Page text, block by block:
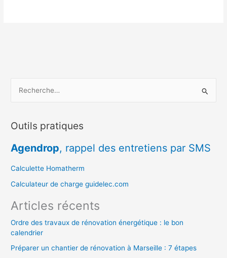
h
r
c
h
r
:
Outils pratiques
Agendrop, rappel des entretiens par SMS
Calculette Homatherm
Calculateur de charge guidelec.com
Articles récents
Ordre des travaux de rénovation énergétique : le bon
calendrier
Préparer un chantier de rénovation à Marseille : 7 étapes